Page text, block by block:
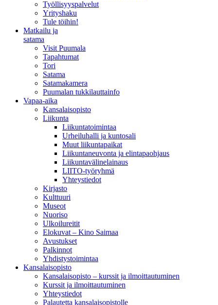
Työllisyyspalvelut
Yrityshaku
Tule töihin!
Matkailu ja
satama
Visit Puumala
Tapahtumat
Tori
Satama
Satamakamera
Puumalan tukkilauttainfo
Vapaa-aika
Kansalaisopisto
Liikunta
Liikuntatoimintaa
Urheiluhalli ja kuntosali
Muut liikuntapaikat
Liikuntaneuvonta ja elintapaohjaus
Liikuntavälinelainaus
LIITO-työryhmä
Yhteystiedot
Kirjasto
Kulttuuri
Museot
Nuoriso
Ulkoilureitit
Elokuvat – Kino Saimaa
Avustukset
Palkinnot
Yhdistystoimintaa
Kansalaisopisto
Kansalaisopisto – kurssit ja ilmoittautuminen
Kurssit ja ilmoittautuminen
Yhteystiedot
Palautetta kansalaisopistolle